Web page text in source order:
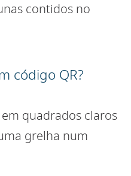
contidos no
código QR?
quadrados claros
grelha num